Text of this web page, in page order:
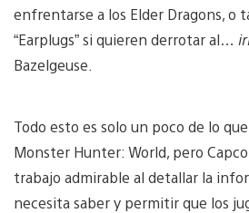
enfrentarse a los Elder Dragons, o
“Earplugs” si quieren derrotar al…
Bazelgeuse.
Todo esto es solo un poco de lo
Monster Hunter: World, pero
trabajo admirable al detallar la
necesita saber y permitir que los